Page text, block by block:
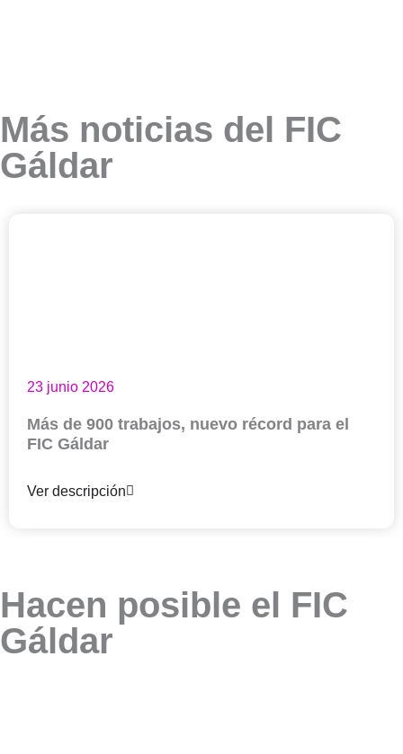
Más noticias del FIC
Gáldar
23 junio 2026
Más de 900 trabajos, nuevo récord para el
FIC Gáldar
Ver descripción
Hacen posible el FIC
Gáldar